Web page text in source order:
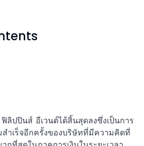
ลิปปินส์อีเวนต์ได้สิ้นสุดลงซึ่งเป็นการ
ำเร็จอีกครั้งของบริษัทที่มีความคิดที่